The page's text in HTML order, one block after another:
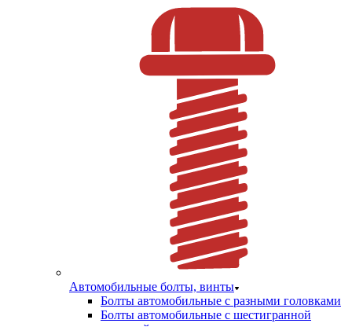
Автомобильные болты, винты
Болты автомобильные с разными головками
Болты автомобильные с шестигранной